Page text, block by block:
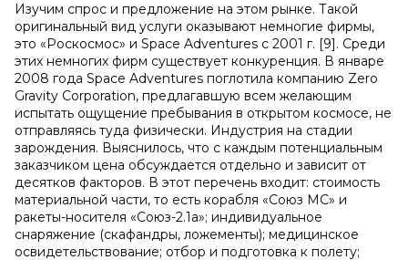
Изучим спрос и предложение на этом рынке. Такой
оригинальный вид услуги оказывают немногие фирмы,
это «Роскосмос» и Space Adventures с 2001 г. [9]. Среди
этих немногих фирм существует конкуренция. В январе
2008 года Space Adventures поглотила компанию Zero
Gravity Corporation, предлагавшую всем желающим
испытать ощущение пребывания в открытом космосе, не
отправляясь туда физически. Индустрия на стадии
зарождения. Выяснилось, что с каждым потенциальным
заказчиком цена обсуждается отдельно и зависит от
десятков факторов. В этот перечень входит: стоимость
материальной части, то есть корабля «Союз МС» и
ракеты-носителя «Союз-2.1а»; индивидуальное
снаряжение (скафандры, ложементы); медицинское
освидетельствование; отбор и подготовка к полету;